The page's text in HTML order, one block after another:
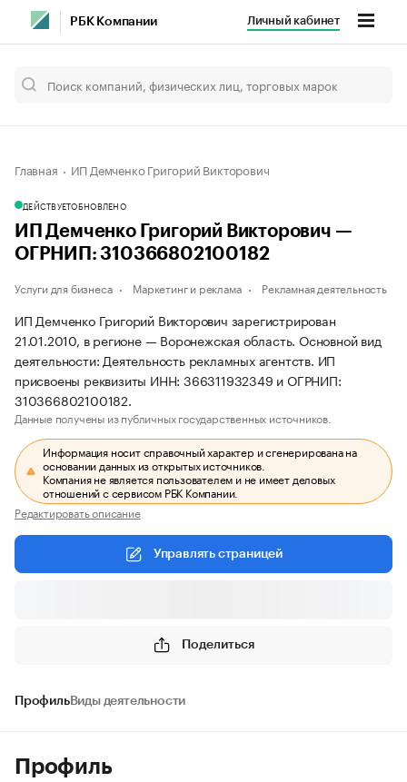
РБК Компании Личный кабинет
Главная ИП Демченко Григорий Викторович
ДЕЙСТВУЕТОБНОВЛЕНО
ИП Демченко Григорий Викторович —
ОГРНИП: 310366802100182
Услуги для бизнеса Маркетинг и реклама Рекламная деятельность
ИП Демченко Григорий Викторович зарегистрирован
21.01.2010, в регионе — Воронежская область. Основной вид
деятельности: Деятельность рекламных агентств. ИП
присвоены реквизиты ИНН: 366311932349 и ОГРНИП:
310366802100182.
Данные получены из публичных государственных источников.
Информация носит справочный характер и сгенерирована на
основании данных из открытых источников.
Компания не является пользователем и не имеет деловых
отношений с сервисом РБК Компании.
Редактировать описание
Управлять страницей
Поделиться
ПрофильВиды деятельности
Профиль